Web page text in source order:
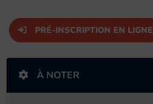
PRÉ-INSCRIPTION EN LIGNE
À NOTER